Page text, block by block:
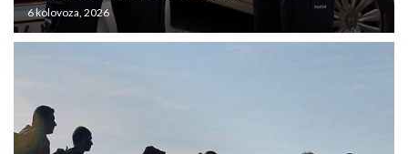
6 kolovoza, 2026